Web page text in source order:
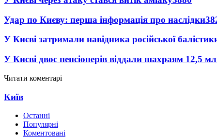
Удар по Києву: перша інформація про наслідки
У Києві затримали навідника російської
У Києві двоє пенсіонерів віддали шахраям 12,5
Читати коментарі
Київ
Останні
Популярні
Коментовані